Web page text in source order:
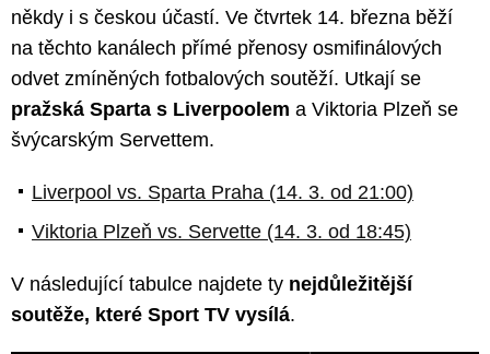
někdy i s českou účastí. Ve čtvrtek 14. března běží
na těchto kanálech přímé přenosy osmifinálových
odvet zmíněných fotbalových soutěží. Utkají se
pražská Sparta s Liverpoolem a Viktoria Plzeň se
švýcarským Servettem.
Liverpool vs. Sparta Praha (14. 3. od 21:00)
Viktoria Plzeň vs. Servette (14. 3. od 18:45)
V následující tabulce najdete ty nejdůležitější
soutěže, které Sport TV vysílá.